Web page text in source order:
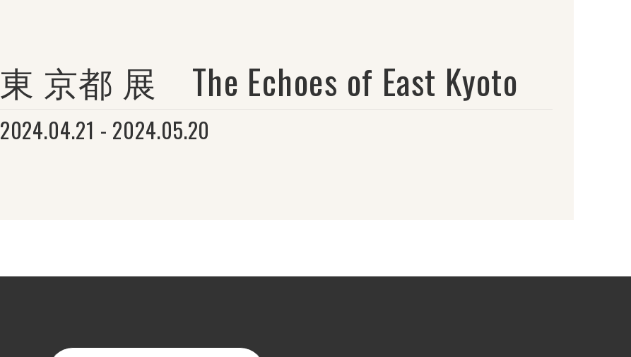
東 京都 展 The Echoes of East Kyoto
2024.04.21 - 2024.05.20